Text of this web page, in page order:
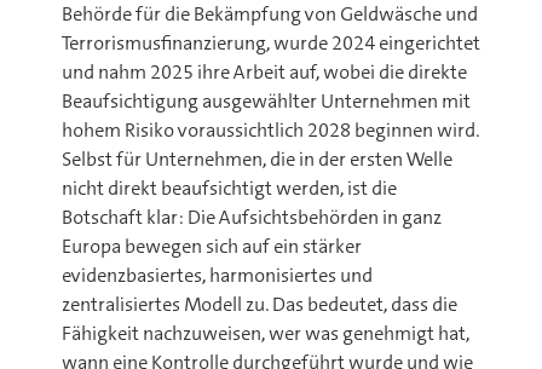
Behörde für die Bekämpfung von Geldwäsche und
Terrorismusfinanzierung, wurde 2024 eingerichtet
und nahm 2025 ihre Arbeit auf, wobei die direkte
Beaufsichtigung ausgewählter Unternehmen mit
hohem Risiko voraussichtlich 2028 beginnen wird.
Selbst für Unternehmen, die in der ersten Welle
nicht direkt beaufsichtigt werden, ist die
Botschaft klar: Die Aufsichtsbehörden in ganz
Europa bewegen sich auf ein stärker
evidenzbasiertes, harmonisiertes und
zentralisiertes Modell zu. Das bedeutet, dass die
Fähigkeit nachzuweisen, wer was genehmigt hat,
wann eine Kontrolle durchgeführt wurde und wie